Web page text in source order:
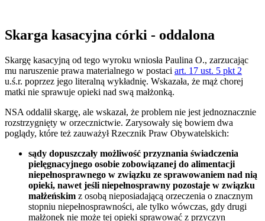
Skarga kasacyjna córki - oddalona
Skargę kasacyjną od tego wyroku wniosła Paulina O., zarzucając
mu naruszenie prawa materialnego w postaci art. 17 ust. 5 pkt 2
u.ś.r. poprzez jego literalną wykładnię. Wskazała, że mąż chorej
matki nie sprawuje opieki nad swą małżonką.
NSA oddalił skargę, ale wskazał, że problem nie jest jednoznacznie
rozstrzygnięty w orzecznictwie. Zarysowały się bowiem dwa
poglądy, które też zauważył Rzecznik Praw Obywatelskich:
sądy dopuszczały możliwość przyznania świadczenia
pielęgnacyjnego osobie zobowiązanej do alimentacji
niepełnosprawnego w związku ze sprawowaniem nad nią
opieki, nawet jeśli niepełnosprawny pozostaje w związku
małżeńskim z osobą nieposiadającą orzeczenia o znacznym
stopniu niepełnosprawności, ale tylko wówczas, gdy drugi
małżonek nie może tej opieki sprawować z przyczyn